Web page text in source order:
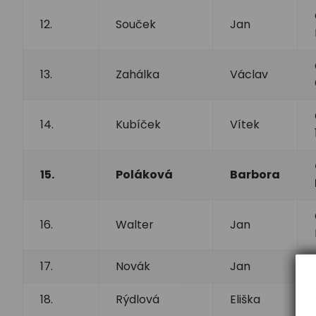
12. Souček Jan
13. Zahálka Václav
14. Kubíček Vítek
15. Poláková Barbora
16. Walter Jan
17. Novák Jan
18. Rýdlová Eliška